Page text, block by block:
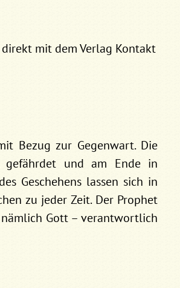
mit dem Verlag Kontakt
Bezug zur Gegenwart. Die
gefährdet und am Ende in
Geschehens lassen sich in
zu jeder Zeit. Der Prophet
Gott – verantwortlich